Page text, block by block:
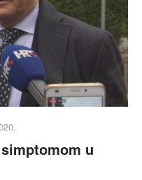
u